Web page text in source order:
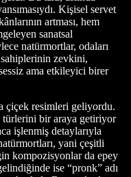
Kişisel servet
artması, hem
sanatsal
natürmortlar, odaları
sahiplerinin zevkini,
ama etkileyici birer
çiçek resimleri geliyordu.
türlerini bir araya getiriyor
işlenmiş detaylarıyla
yani çeşitli
kompozisyonlar da epey
ise “pronk” adı